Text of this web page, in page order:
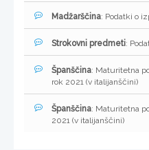
Madžarščina: Podatki o
Strokovni predmeti:
Španščina: Maturitetna
rok 2021 (v italijanščini)
Španščina: Maturitetna
2021 (v italijanščini)